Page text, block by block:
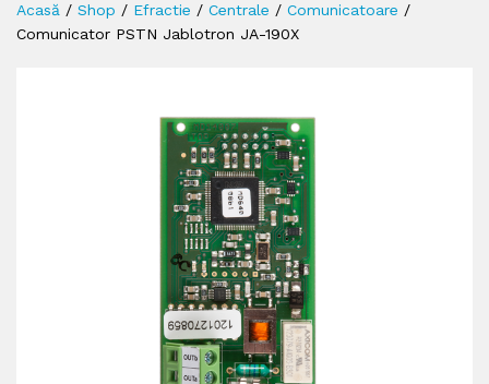
Acasă / Shop / Efractie / Centrale / Comunicatoare /
Comunicator PSTN Jablotron JA-190X